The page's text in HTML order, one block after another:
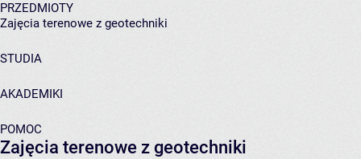
PRZEDMIOTY
Zajęcia terenowe z geotechniki
STUDIA
AKADEMIKI
POMOC
Zajęcia terenowe z geotechniki